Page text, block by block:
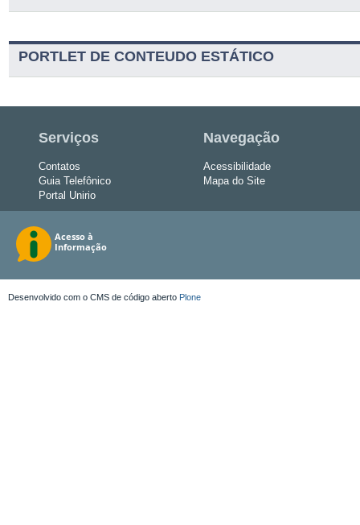
PORTLET DE CONTEUDO ESTÁTICO
Serviços
Contatos
Guia Telefônico
Portal Unirio
Navegação
Acessibilidade
Mapa do Site
Desenvolvido com o CMS de código aberto Plone